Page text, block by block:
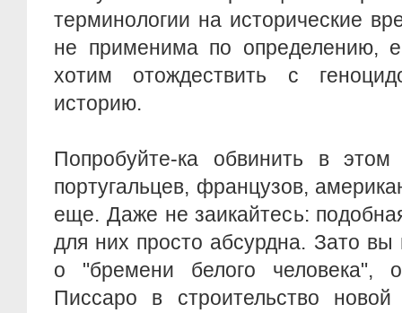
терминологии на исторические
не применима по определению,
хотим отождествить с
историю.
Попробуйте-ка обвинить в этом
португальцев, французов,
еще. Даже не заикайтесь:
для них просто абсурдна. Зато
о "бремени белого человека",
Писсаро в строительство новой